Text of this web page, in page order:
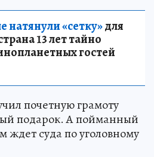
«сетку»для
13 лет тайно
гостей
почетную грамоту
подарок. А пойманный
ждет суда по уголовному